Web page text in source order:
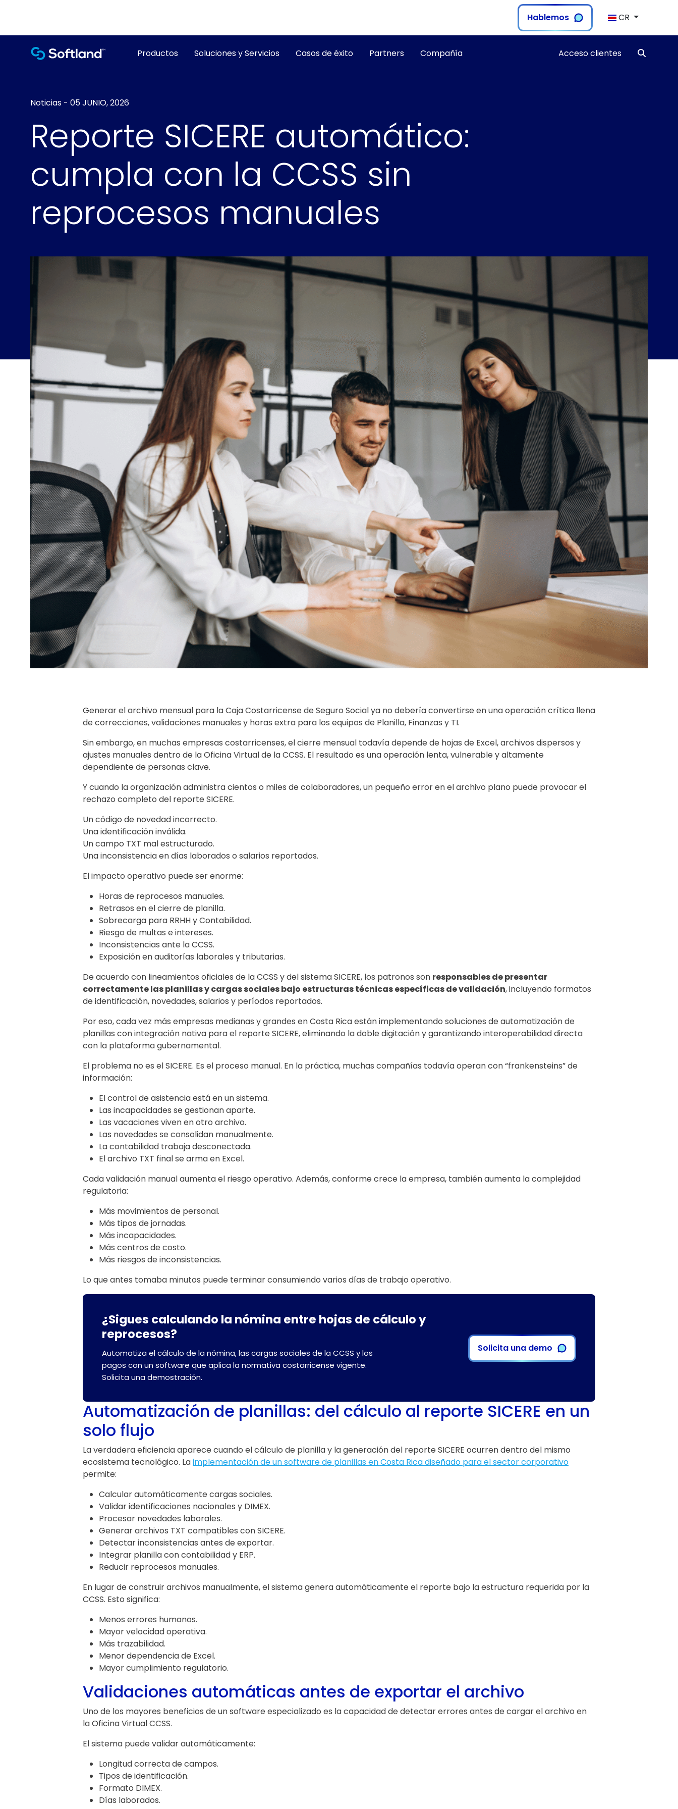
Hablemos CR
Productos Soluciones y Servicios Casos de éxito Partners Compañía Acceso clientes
Noticias - 05 JUNIO, 2026
Reporte SICERE automático:
cumpla con la CCSS sin
reprocesos manuales
Generar el archivo mensual para la Caja Costarricense de Seguro Social ya no debería convertirse en una operación crítica llena
de correcciones, validaciones manuales y horas extra para los equipos de Planilla, Finanzas y TI.
Sin embargo, en muchas empresas costarricenses, el cierre mensual todavía depende de hojas de Excel, archivos dispersos y
ajustes manuales dentro de la Oficina Virtual de la CCSS. El resultado es una operación lenta, vulnerable y altamente
dependiente de personas clave.
Y cuando la organización administra cientos o miles de colaboradores, un pequeño error en el archivo plano puede provocar el
rechazo completo del reporte SICERE.
Un código de novedad incorrecto.
Una identificación inválida.
Un campo TXT mal estructurado.
Una inconsistencia en días laborados o salarios reportados.
El impacto operativo puede ser enorme:
Horas de reprocesos manuales.
Retrasos en el cierre de planilla.
Sobrecarga para RRHH y Contabilidad.
Riesgo de multas e intereses.
Inconsistencias ante la CCSS.
Exposición en auditorías laborales y tributarias.
De acuerdo con lineamientos oficiales de la CCSS y del sistema SICERE, los patronos son responsables de presentar
correctamente las planillas y cargas sociales bajo estructuras técnicas específicas de validación, incluyendo formatos
de identificación, novedades, salarios y períodos reportados.
Por eso, cada vez más empresas medianas y grandes en Costa Rica están implementando soluciones de automatización de
planillas con integración nativa para el reporte SICERE, eliminando la doble digitación y garantizando interoperabilidad directa
con la plataforma gubernamental.
El problema no es el SICERE. Es el proceso manual. En la práctica, muchas compañías todavía operan con “frankensteins” de
información:
El control de asistencia está en un sistema.
Las incapacidades se gestionan aparte.
Las vacaciones viven en otro archivo.
Las novedades se consolidan manualmente.
La contabilidad trabaja desconectada.
El archivo TXT final se arma en Excel.
Cada validación manual aumenta el riesgo operativo. Además, conforme crece la empresa, también aumenta la complejidad
regulatoria:
Más movimientos de personal.
Más tipos de jornadas.
Más incapacidades.
Más centros de costo.
Más riesgos de inconsistencias.
Lo que antes tomaba minutos puede terminar consumiendo varios días de trabajo operativo.
¿Sigues calculando la nómina entre hojas de cálculo y
reprocesos?
Automatiza el cálculo de la nómina, las cargas sociales de la CCSS y los
pagos con un software que aplica la normativa costarricense vigente.
Solicita una demostración.
Solicita una demo
Automatización de planillas: del cálculo al reporte SICERE en un
solo flujo
La verdadera eficiencia aparece cuando el cálculo de planilla y la generación del reporte SICERE ocurren dentro del mismo
ecosistema tecnológico. Laimplementación de un software de planillas en Costa Rica diseñado para el sector corporativo
permite:
Calcular automáticamente cargas sociales.
Validar identificaciones nacionales y DIMEX.
Procesar novedades laborales.
Generar archivos TXT compatibles con SICERE.
Detectar inconsistencias antes de exportar.
Integrar planilla con contabilidad y ERP.
Reducir reprocesos manuales.
En lugar de construir archivos manualmente, el sistema genera automáticamente el reporte bajo la estructura requerida por la
CCSS. Esto significa:
Menos errores humanos.
Mayor velocidad operativa.
Más trazabilidad.
Menor dependencia de Excel.
Mayor cumplimiento regulatorio.
Validaciones automáticas antes de exportar el archivo
Uno de los mayores beneficios de un software especializado es la capacidad de detectar errores antes de cargar el archivo en
la Oficina Virtual CCSS.
El sistema puede validar automáticamente:
Longitud correcta de campos.
Tipos de identificación.
Formato DIMEX.
Días laborados.